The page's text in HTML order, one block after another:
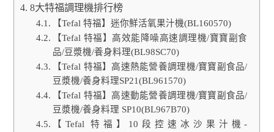
8大特福調理機排行榜
【Tefal 特福】迷你鮮活氧果汁機(BL160570)
【Tefal 特福】高效能降噪高速調理機/寶寶副食
品/豆漿機/養身料理(BL98SC70)
【Tefal 特福】高速熱能營養調理機/寶寶副食品/
豆漿機/養身料理SP21(BL961570)
【Tefal 特福】高速動能營養調理機/寶寶副食品/
豆漿機/養身料理 SP10(BL967B70)
【Tefal 特福】10段控速冰沙果汁機-